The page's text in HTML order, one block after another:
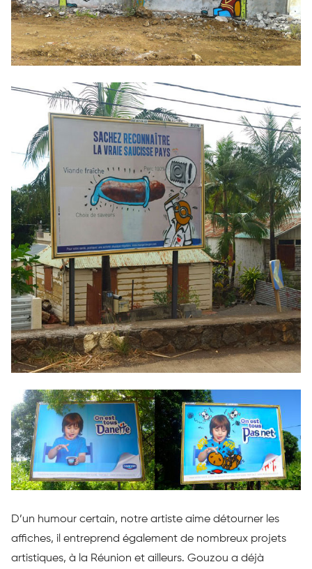
D’un humour certain, notre artiste aime détourner les
affiches, il entreprend également de nombreux projets
artistiques, à la Réunion et ailleurs. Gouzou a déjà